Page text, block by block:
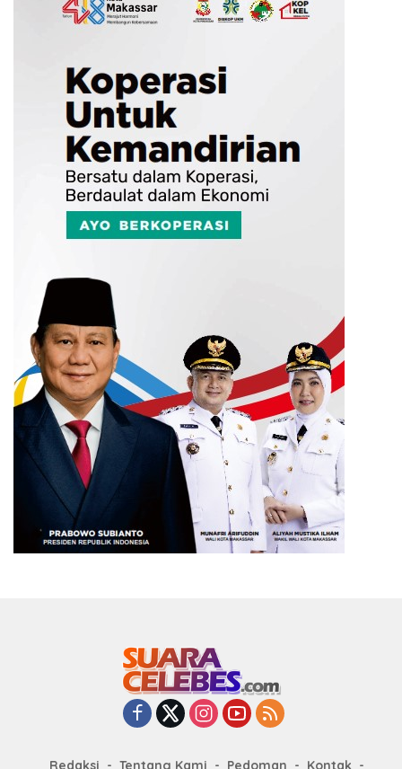
Redaksi Tentang Kami Pedoman Kontak